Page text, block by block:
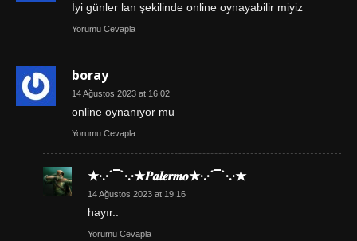
İyi günler lan şekilinde online oynayabilir miyiz
Yorumu Cevapla
boray
14 Ağustos 2023 at 16:02
online oynanıyor mu
Yorumu Cevapla
★·.·´¯`·.·★𝑷𝒂𝒍𝒆𝒓𝒎𝒐★·.·´¯`·.·★
14 Ağustos 2023 at 19:16
hayır..
Yorumu Cevapla